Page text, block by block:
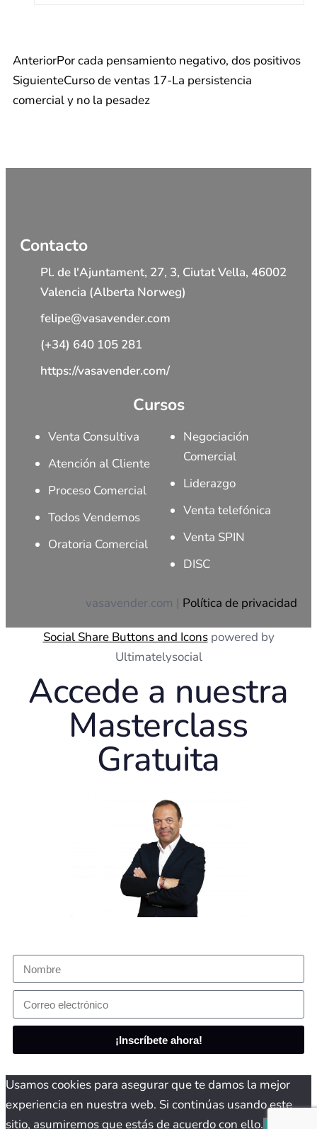
AnteriorPor cada pensamiento negativo, dos positivos
SiguienteCurso de ventas 17-La persistencia
comercial y no la pesadez
Contacto
Pl. de l'Ajuntament, 27, 3, Ciutat Vella, 46002
Valencia (Alberta Norweg)
felipe@vasavender.com
(+34) 640 105 281
https://vasavender.com/
Cursos
Venta Consultiva
Atención al Cliente
Proceso Comercial
Todos Vendemos
Oratoria Comercial
Negociación
Comercial
Liderazgo
Venta telefónica
Venta SPIN
DISC
vasavender.com | Política de privacidad
Social Share Buttons and Iconspowered by
Ultimatelysocial
Accede a nuestra
Masterclass
Gratuita
¡Inscríbete ahora!
Usamos cookies para asegurar que te damos la mejor
experiencia en nuestra web. Si continúas usando este
sitio, asumiremos que estás de acuerdo con ello.